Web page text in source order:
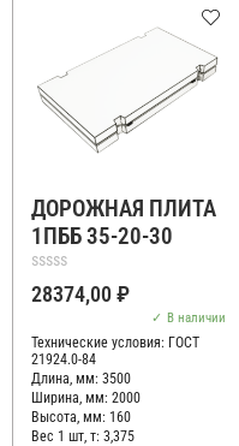
ДОРОЖНАЯ ПЛИТА
1ПББ 35-20-30
Оценка
0
28374,00₽
В наличии
Технические условия: ГОСТ
21924.0-84
Длина, мм: 3500
Ширина, мм: 2000
Высота, мм: 160
Вес 1 шт, т: 3,375